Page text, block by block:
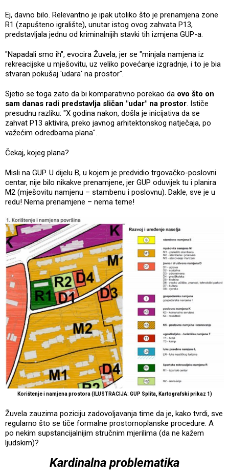
Ej, davno bilo. Relevantno je ipak utoliko što je prenamjena zone
R1 (zapušteno igralište), unutar istog ovog zahvata P13,
predstavljala jednu od kriminalnijih stavki tih izmjena GUP-a.
"Napadali smo ih", evocira Žuvela, jer se "minjala namjena iz
rekreacijske u mješovitu, uz veliko povećanje izgradnje, i to je bia
stvaran pokušaj 'udara' na prostor".
Sjetio se toga zato da bi komparativno porekao da ovo što on
sam danas radi predstavlja sličan "udar" na prostor . Ističe
presudnu razliku: "X godina nakon, došla je inicijativa da se
zahvat P13 aktivira, preko javnog arhitektonskog natječaja, po
važećim odredbama plana".
Čekaj, kojeg plana?
Misli na GUP. U dijelu B, u kojem je predvidio trgovačko-poslovni
centar, nije bilo nikakve prenamjene, jer GUP oduvijek tu i planira
M2 (mješovitu namjenu – stambenu i poslovnu). Dakle, sve je u
redu! Nema prenamjene – nema teme!
Korištenje i namjena prostora (ILUSTRACIJA: GUP Splita, Kartografski prikaz 1)
Žuvela zauzima poziciju zadovoljavanja time da je, kako tvrdi, sve
regularno što se tiče formalne prostornoplanske procedure. A
po nekim supstancijalnijim stručnim mjerilima (da ne kažem
ljudskim)?
Kardinalna problematika